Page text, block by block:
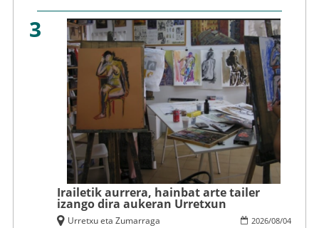
3
Irailetik aurrera, hainbat arte tailer
izango dira aukeran Urretxun
2026/08/04
Urretxu eta Zumarraga